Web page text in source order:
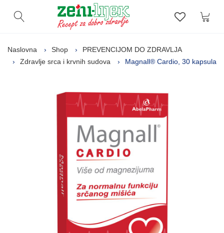
Otvori pretragu Lista
Naslovna Shop
PREVENCIJOM DO ZDRAVLJA
Zdravlje srca i krvnih sudova
Magnall® Cardio, 30 kapsula